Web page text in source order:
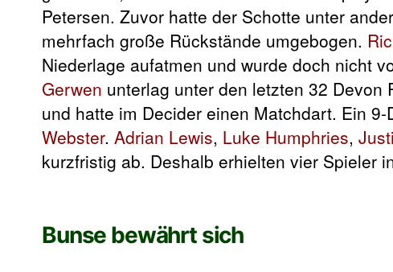
Petersen. Zuvor hatte der Schotte unter
mehrfach große Rückstände umgebogen.
Niederlage aufatmen und wurde doch nicht
Gerwen unterlag unter den letzten 32
und hatte im Decider einen Matchdart. Ein
Webster. Adrian Lewis, Luke Humphries,
kurzfristig ab. Deshalb erhielten vier Spieler
Bunse bewährt sich